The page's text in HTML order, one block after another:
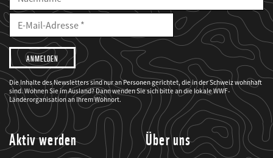
E-
Mailadresse
E-
Adresse
Ich
möchte,
dass
der
WWF
mich
über
seine
Projekte
informiert.
Die Inhalte des Newsletters sind nur an Personen gerichtet, die in der Schweiz wohnhaft
sind. Wohnen Sie im Ausland? Dann wenden Sie sich bitte an die lokale WWF-
Länderorganisation an Ihrem Wohnort.
Aktiv werden Über uns